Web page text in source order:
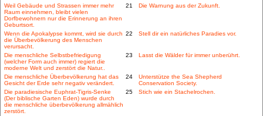
Weil Gebäude und Strassen immer mehr
Raum einnehmen, bleibt vielen
Dorfbewohnern nur die Erinnerung an ihren
Geburtsort.
21 Die Warnung aus der Zukunft.
Wenn die Apokalypse kommt, wird sie durch
die Überbevölkerung des Menschen
verursacht.
22 Stell dir ein natürliches Paradies vor.
Die menschliche Selbstbefriedigung
(welcher Form auch immer) regiert die
moderne Welt und zerstört die Natur..
23 Lasst die Wälder für immer unberührt.
Die menschliche Überbevölkerung hat das
Gesicht der Erde sehr negativ verändert.
24
Unterstütze the Sea Shepherd
Conservation Society.
Die paradiesische Euphrat-Tigris-Senke
(Der biblische Garten Eden) wurde durch
die menschliche überbevölkerung allmählich
zerstört.
25 Stich wie ein Stachelrochen.